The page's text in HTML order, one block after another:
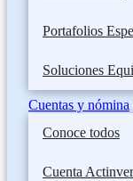
Portafolios
Soluciones
Cuentas y nómina
Conoce todos
Cuenta Actinver